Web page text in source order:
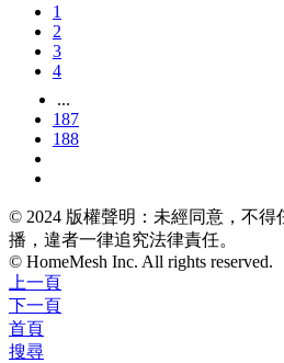
1
2
3
4
...
187
188
© 2024 版權聲明：未經同意，不
播，違者一律追究法律責任。
© HomeMesh Inc. All rights reserved.
上一頁
下一頁
首頁
搜尋